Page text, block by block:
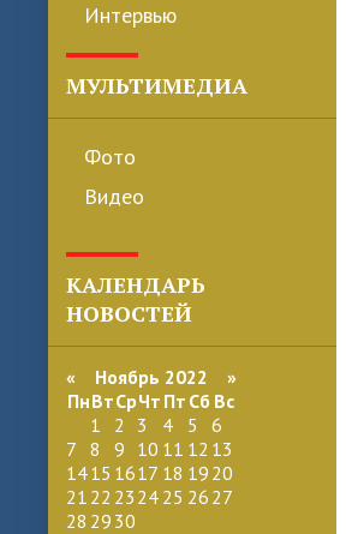
Интервью
МУЛЬТИМЕДИА
Фото
Видео
КАЛЕНДАРЬ
НОВОСТЕЙ
« Ноябрь 2022 »
ПнВтСрЧт Пт Сб Вс
1
2 3 4 5
6
7 8 9 10 11 12 13
1415 1617 18 19 20
21 22 23 24 25 26 27
28 29 30